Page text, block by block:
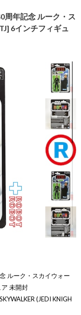
周年記念 ルーク・ス
6インチフィギュ
ルーク・スカイウォー
未開封
(JEDI KNIGH